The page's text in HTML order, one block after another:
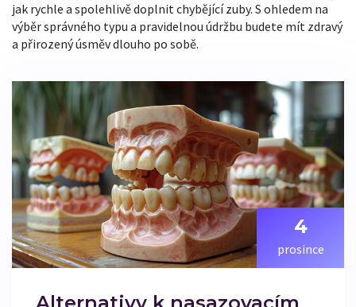
jak rychle a spolehlivě doplnit chybějící zuby. S ohledem na
výběr správného typu a pravidelnou údržbu budete mít zdravý
a přirozený úsměv dlouho po sobě.
4
prosince